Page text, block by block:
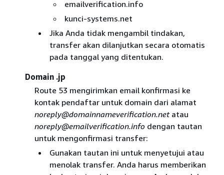
emailverification.info
kunci-systems.net
Jika Anda tidak mengambil tindakan,
transfer akan dilanjutkan secara otomatis
pada tanggal yang ditentukan.
Domain .jp
Route 53 mengirimkan email konfirmasi ke
kontak pendaftar untuk domain dari alamat
noreply@domainnameverification.netatau
noreply@emailverification.info dengan tautan
untuk mengonfirmasi transfer:
Gunakan tautan ini untuk menyetujui atau
menolak transfer. Anda harus memberikan